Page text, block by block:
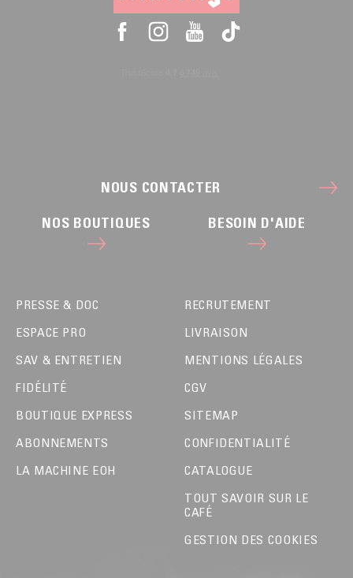
NOUS CONTACTER
NOS BOUTIQUES BESOIN D'AIDE
PRESSE & DOC
ESPACE PRO
SAV & ENTRETIEN
FIDÉLITÉ
BOUTIQUE EXPRESS
ABONNEMENTS
LA MACHINE EOH
RECRUTEMENT
LIVRAISON
MENTIONS LÉGALES
CGV
SITEMAP
CONFIDENTIALITÉ
CATALOGUE
TOUT SAVOIR SUR LE
CAFÉ
GESTION DES COOKIES